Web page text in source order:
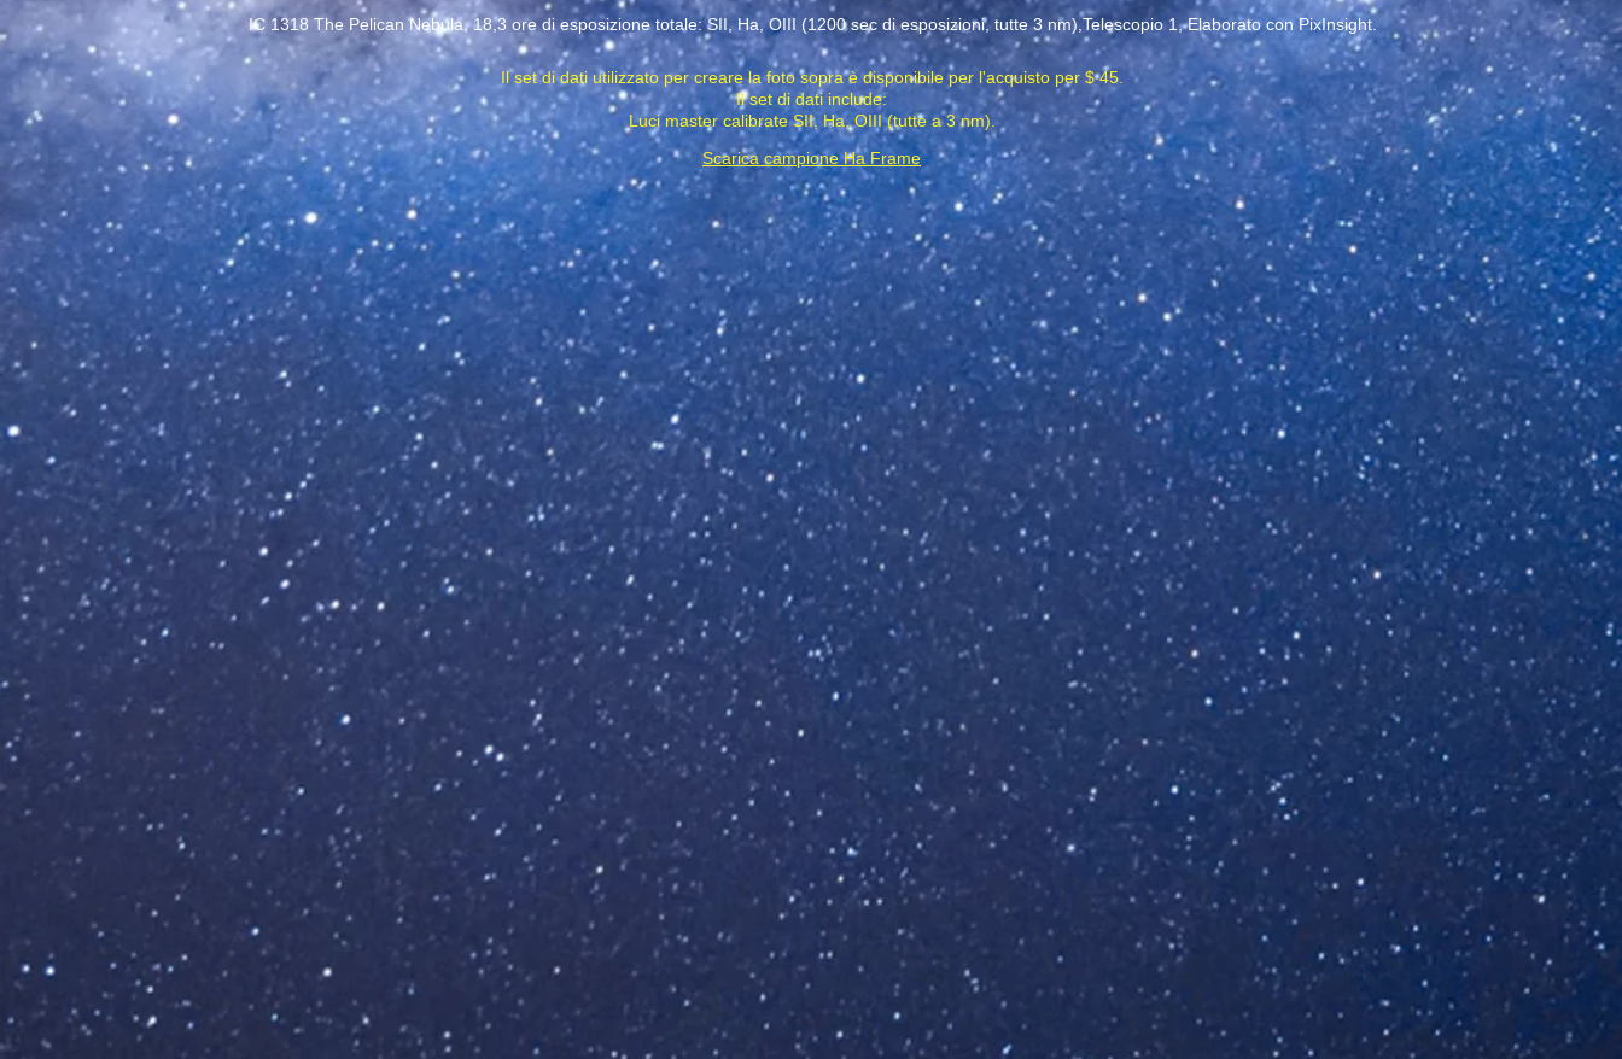
IC 1318 The Pelican Nebula, 18,3 ore di esposizione totale: SII, Ha, OIII (1200 sec di esposizioni, tutte 3 nm), Telescopio 1, Elaborato con PixInsight.
Il set di dati utilizzato per creare la foto sopra è disponibile per l'acquisto per $ 45.
Il set di dati include:
Luci master calibrate SII, Ha, OIII (tutte a 3 nm).
Scarica campione Ha Frame